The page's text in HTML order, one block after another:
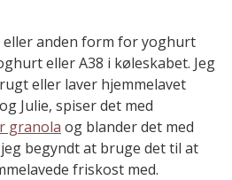
anden form for yoghurt
eller A38 i køleskabet. Jeg
eller laver hjemmelavet
Julie, spiser det med
granola og blander det med
jeg begyndt at bruge det til at
friskost med.